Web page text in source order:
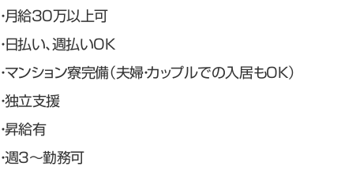
・月給30万以上可
・日払い、週払いOK
・マンション寮完備（夫婦・カップルでの入居もOK）
・独立支援
・昇給有
・週3～勤務可